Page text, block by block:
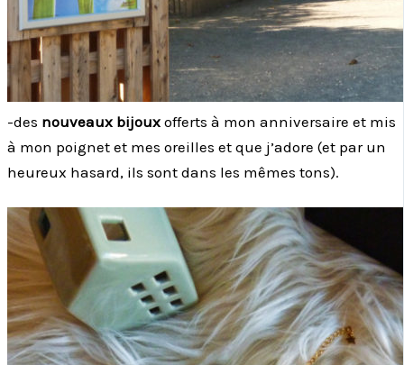
-des nouveaux bijoux offerts à mon anniversaire et mis
à mon poignet et mes oreilles et que j’adore (et par un
heureux hasard, ils sont dans les mêmes tons).